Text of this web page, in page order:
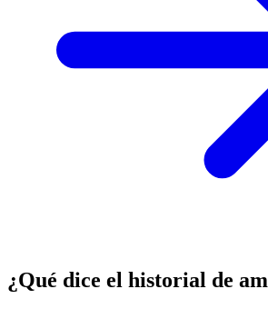
¿Qué dice el historial de